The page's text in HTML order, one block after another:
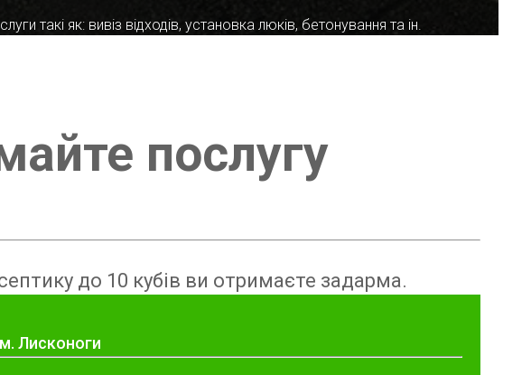
такі як: вивіз відходів, установка люків, бетонування та ін.
послугу
до 10 кубів ви отримаєте задарма.
Лисконоги